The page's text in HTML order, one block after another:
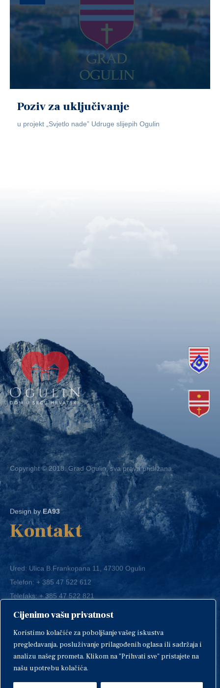
Cijenimo vašu privatnost
Koristimo kolačiće za poboljšanje vašeg iskustva
pregledavanja, posluživanje prilagođenih oglasa ili sadržaja i
analizu našeg prometa. Klikom na "Prihvati sve" pristajete na
našu upotrebu kolačića.
Poziv za uključivanje
u projekt „Svjetlo nade” Udruge slijepih Ogulin
Copyright © 2018. Grad Ogulin, sva prava pridržana.
Design byEA93
Kontakt
Ured: Ulica B.Frankopana 11, 47300 Ogulin
Telefon:+ 385 47 522 612
Telefaks:+ 385 47 522 821
E-mail:grad-ogulin@ogulin.hr
IBAN: HR1424020061829700009